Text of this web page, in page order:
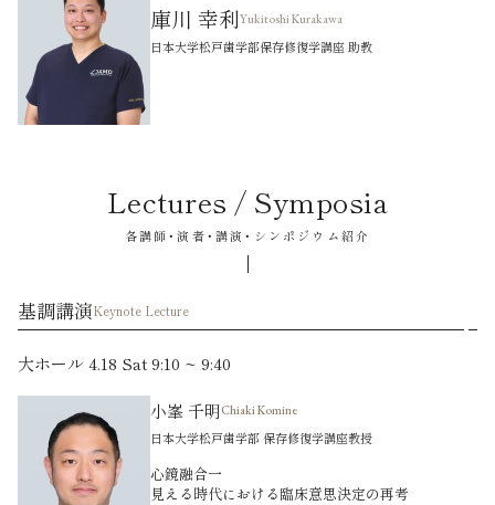
庫川 幸利Yukitoshi Kurakawa
日本大学松戸歯学部保存修復学講座 助教
Lectures / Symposia
各講師・演者・講演・シンポジウム紹介
基調講演Keynote Lecture
大ホール 4.18 Sat 9:10 ~ 9:40
小峯 千明Chiaki Komine
日本大学松戸歯学部 保存修復学講座教授
心鏡融合一
見える時代における臨床意思決定の再考